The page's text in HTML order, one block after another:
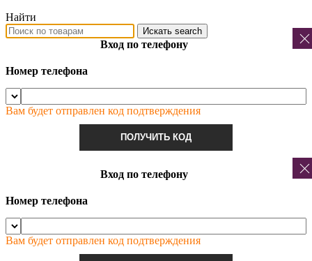
Найти
Искать search
Вход по телефону
Номер телефона
Вам будет отправлен код подтверждения
ПОЛУЧИТЬ КОД
Вход по телефону
Номер телефона
Вам будет отправлен код подтверждения